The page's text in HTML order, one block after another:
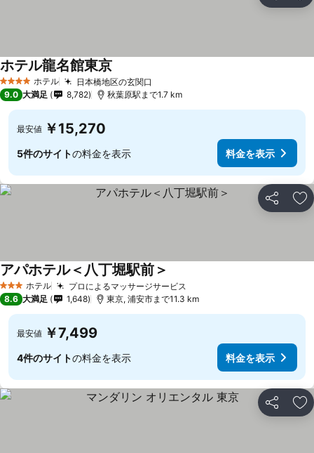
4 ホテルのランク
ホテル 日本橋地区の玄関口
ホテル龍名館東京
9.0 大満足 8,782 秋葉原駅まで1.7 km
最安値 ￥15,270
5件のサイトの料金を表示 料金を表示
シェア お
3 ホテルのランク
ホテル プロによるマッサージサービス
アパホテル＜八丁堀駅前＞
8.6 大満足 1,648 東京, 浦安市まで11.3 km
最安値 ￥7,499
4件のサイトの料金を表示 料金を表示
シェア お